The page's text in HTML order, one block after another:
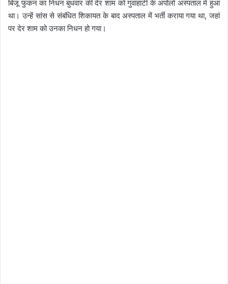
बिजू फुकन का निधन बुधवार की देर शाम को गुवाहाटी के अपोलो अस्पताल में हुआ
था। उन्हें सांस से संबंधित शिकायत के बाद अस्पताल में भर्ती कराया गया था, जहां
पर देर शाम को उनका निधन हो गया।